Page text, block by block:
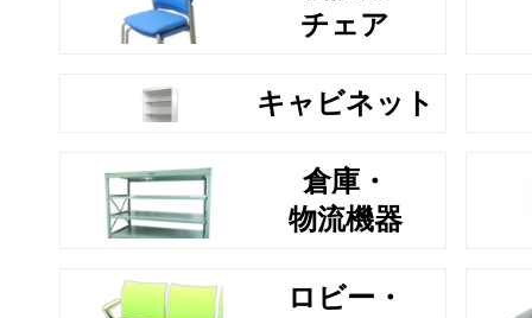
チェア
キャビネット
倉庫・
物流機器
ロビー・